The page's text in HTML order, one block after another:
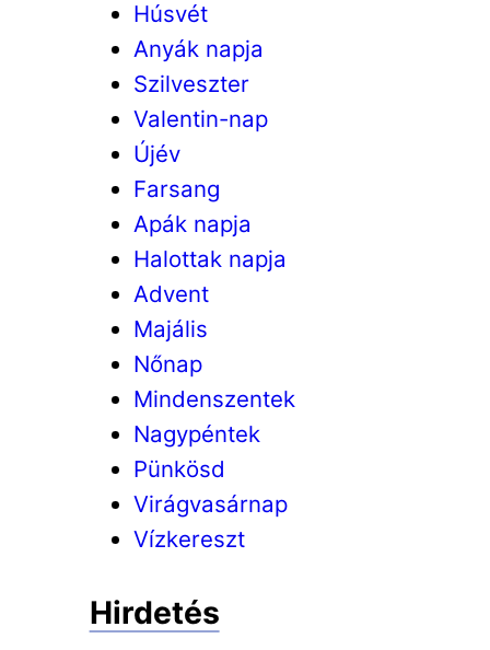
Húsvét
Anyák napja
Szilveszter
Valentin-nap
Újév
Farsang
Apák napja
Halottak napja
Advent
Majális
Nőnap
Mindenszentek
Nagypéntek
Pünkösd
Virágvasárnap
Vízkereszt
Hirdetés